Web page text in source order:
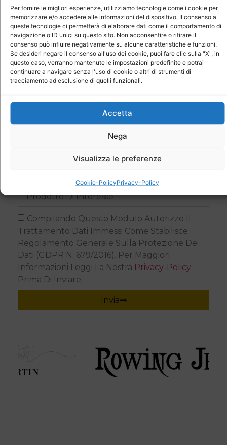
Per fornire le migliori esperienze, utilizziamo tecnologie come i cookie per
memorizzare e/o accedere alle informazioni del dispositivo. Il consenso a
queste tecnologie ci permetterà di elaborare dati come il comportamento di
navigazione o ID unici su questo sito. Non acconsentire o ritirare il
consenso può influire negativamente su alcune caratteristiche e funzioni.
Se desideri negare il consenso all'uso dei cookie, puoi fare clic sulla "X", in
questo caso, verranno mantenute le impostazioni predefinite e potrai
continuare a navigare senza l'uso di cookie o altri di strumenti di
tracciamento ad esclusione di quelli funzionali.
Accetta
Nega
Visualizza le preferenze
Cookie-PolicyPrivacy-Policy
Ti aiuteremo a scegliere 24 ore su 24, e 7 giorni
su 7
Contatto Veloce
Compilando Questo Modulo Autorizzo Il
Trattamento Dati Immessi Come Stabilisce
Regolamento Generale Sulla Protezione Dei
Dati (GDPR N. 679/2016). Per Maggiori
Informazioni Leggi La Nostra Privacy-Policy
Prima Di Inviare.
Invia